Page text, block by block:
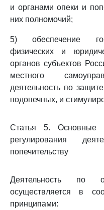
и органами опеки и
них полномочий;
5) обеспечение
физических и
органов субъектов
местного
деятельность по
подопечных, и
Статья 5. Основные
регулирования
попечительству
Деятельность по
осуществляется в
принципами: